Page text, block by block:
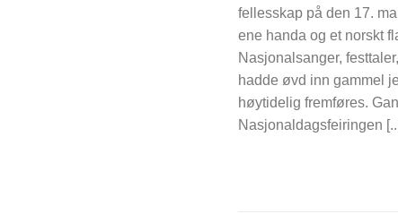
fellesskap på den 17.
ene handa og et norskt
Nasjonalsanger,
hadde øvd inn gammel
høytidelig fremføres.
Nasjonaldagsfeiringen